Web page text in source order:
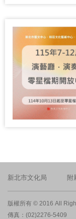
新北市文化局 附
版權所有 © 2016 All
傳真：(02)2276-5409